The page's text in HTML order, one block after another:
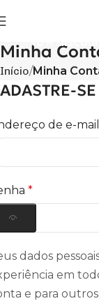
10%
Minha
Início Minha
SE
de e-mail
*
dados
em
e para